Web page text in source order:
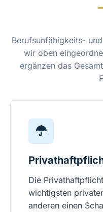
Berufsunfähigkeits-
wir oben
ergänzen das
Die
wichtigsten
anderen einen